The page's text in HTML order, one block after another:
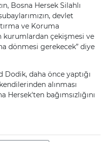
Bosna Hersek Silahlı
devlet
ve Koruma
kurumlardan çekişmesi ve
dönmesi gerekecek” diye
Dodik, daha önce yaptığı
alınması
bağımsızlığını